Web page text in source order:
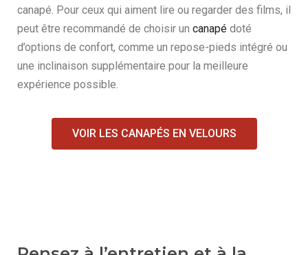
canapé. Pour ceux qui aiment lire ou regarder des films, il
peut être recommandé de choisir un canapé doté
d’options de confort, comme un repose-pieds intégré ou
une inclinaison supplémentaire pour la meilleure
expérience possible.
VOIR LES CANAPÉS EN VELOURS